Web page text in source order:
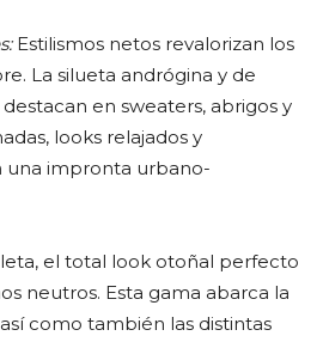
Estilismos netos revalorizan los
La silueta andrógina y de
en sweaters, abrigos y
looks relajados y
una impronta urbano-
el total look otoñal perfecto
neutros. Esta gama abarca la
como también las distintas